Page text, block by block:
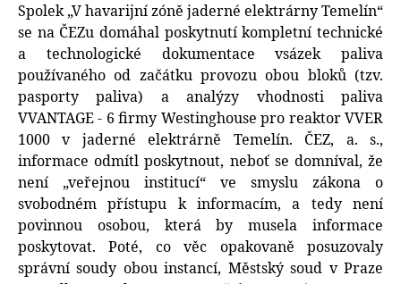
Spolek „V havarijní zóně jaderné elektrárny Temelín“
se na ČEZu domáhal poskytnutí kompletní technické
a technologické dokumentace vsázek paliva
používaného od začátku provozu obou bloků (tzv.
pasporty paliva) a analýzy vhodnosti paliva
VVANTAGE - 6 firmy Westinghouse pro reaktor VVER
1000 v jaderné elektrárně Temelín. ČEZ, a. s.,
informace odmítl poskytnout, neboť se domníval, že
není „veřejnou institucí“ ve smyslu zákona o
svobodném přístupu k informacím, a tedy není
povinnou osobou, která by musela informace
poskytovat. Poté, co věc opakovaně posuzovaly
správní soudy obou instancí, Městský soud v Praze